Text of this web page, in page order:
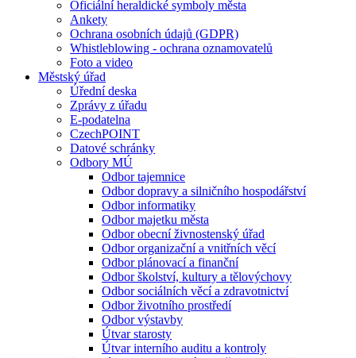
Oficiální heraldické symboly města
Ankety
Ochrana osobních údajů (GDPR)
Whistleblowing - ochrana oznamovatelů
Foto a video
Městský úřad
Úřední deska
Zprávy z úřadu
E-podatelna
CzechPOINT
Datové schránky
Odbory MÚ
Odbor tajemnice
Odbor dopravy a silničního hospodářství
Odbor informatiky
Odbor majetku města
Odbor obecní živnostenský úřad
Odbor organizační a vnitřních věcí
Odbor plánovací a finanční
Odbor školství, kultury a tělovýchovy
Odbor sociálních věcí a zdravotnictví
Odbor životního prostředí
Odbor výstavby
Útvar starosty
Útvar interního auditu a kontroly